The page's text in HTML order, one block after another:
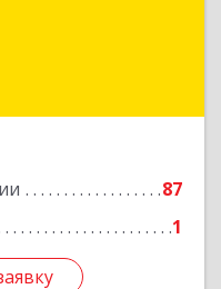
87
1
Ленина ул, дом №